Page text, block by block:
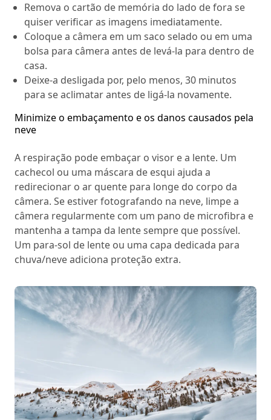
Remova o cartão de memória do lado de fora se
quiser verificar as imagens imediatamente.
Coloque a câmera em um saco selado ou em uma
bolsa para câmera antes de levá-la para dentro de
casa.
Deixe-a desligada por, pelo menos, 30 minutos
para se aclimatar antes de ligá-la novamente.
Minimize o embaçamento e os danos causados pela
neve
A respiração pode embaçar o visor e a lente. Um
cachecol ou uma máscara de esqui ajuda a
redirecionar o ar quente para longe do corpo da
câmera. Se estiver fotografando na neve, limpe a
câmera regularmente com um pano de microfibra e
mantenha a tampa da lente sempre que possível.
Um para-sol de lente ou uma capa dedicada para
chuva/neve adiciona proteção extra.